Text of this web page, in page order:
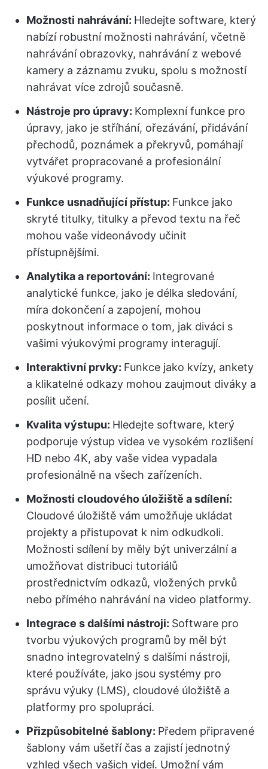
Možnosti nahrávání: Hledejte software, který
nabízí robustní možnosti nahrávání, včetně
nahrávání obrazovky, nahrávání z webové
kamery a záznamu zvuku, spolu s možností
nahrávat více zdrojů současně.
Nástroje pro úpravy: Komplexní funkce pro
úpravy, jako je stříhání, ořezávání, přidávání
přechodů, poznámek a překryvů, pomáhají
vytvářet propracované a profesionální
výukové programy.
Funkce usnadňující přístup: Funkce jako
skryté titulky, titulky a převod textu na řeč
mohou vaše videonávody učinit
přístupnějšími.
Analytika a reportování: Integrované
analytické funkce, jako je délka sledování,
míra dokončení a zapojení, mohou
poskytnout informace o tom, jak diváci s
vašimi výukovými programy interagují.
Interaktivní prvky: Funkce jako kvízy, ankety
a klikatelné odkazy mohou zaujmout diváky a
posílit učení.
Kvalita výstupu: Hledejte software, který
podporuje výstup videa ve vysokém rozlišení
HD nebo 4K, aby vaše videa vypadala
profesionálně na všech zařízeních.
Možnosti cloudového úložiště a sdílení:
Cloudové úložiště vám umožňuje ukládat
projekty a přistupovat k nim odkudkoli.
Možnosti sdílení by měly být univerzální a
umožňovat distribuci tutoriálů
prostřednictvím odkazů, vložených prvků
nebo přímého nahrávání na video platformy.
Integrace s dalšími nástroji: Software pro
tvorbu výukových programů by měl být
snadno integrovatelný s dalšími nástroji,
které používáte, jako jsou systémy pro
správu výuky (LMS), cloudové úložiště a
platformy pro spolupráci.
Přizpůsobitelné šablony: Předem připravené
šablony vám ušetří čas a zajistí jednotný
vzhled všech vašich videí. Umožní vám